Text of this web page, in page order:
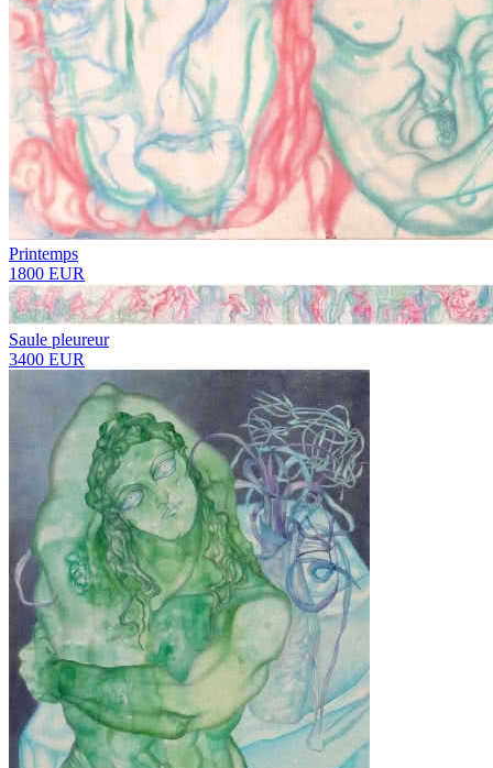
Printemps
1800 EUR
Saule pleureur
3400 EUR